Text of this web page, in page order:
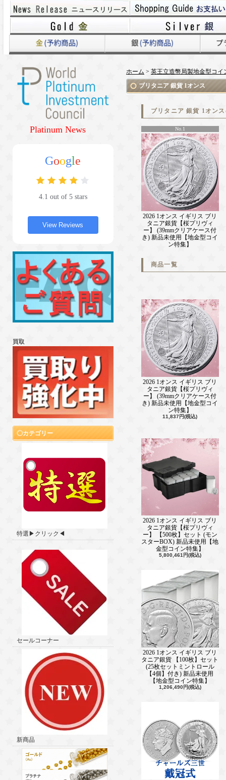
Platinum News
Google
4.1 out of 5 stars
View Reviews
買取
カテゴリー
特選▶クリック◀
セールコーナー
新商品
ホーム > 英王立造幣局製地金型コイ
ブリタニア 銀貨 1オンス
ブリタニア 銀貨 1オン
No.1
2026 1オンス イギリス ブリ
タニア銀貨【桜プリヴィ
ー】 (39mmクリアケース付
き) 新品未使用【地金型コイ
ン特集】
商品一覧
2026 1オンス イギリス ブリ
タニア銀貨【桜プリヴィ
ー】 (39mmクリアケース付
き) 新品未使用【地金型コイ
ン特集】
11,837円(税込)
2026 1オンス イギリス ブリ
タニア銀貨【桜プリヴィ
ー】 【500枚】セット (モン
スターBOX) 新品未使用【地
金型コイン特集】
5,800,461円(税込)
2026 1オンス イギリス ブリ
タニア銀貨 【100枚】セット
(25枚セットミントロール
【4個】付き) 新品未使用
【地金型コイン特集】
1,206,490円(税込)